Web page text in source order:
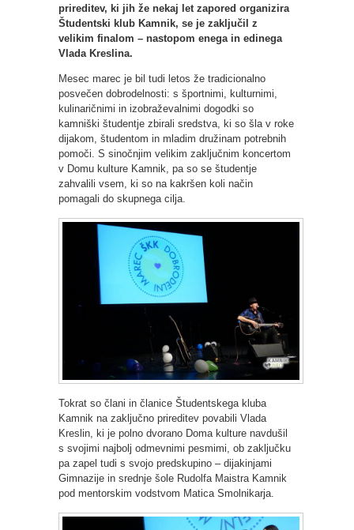
prireditev, ki jih že nekaj let zapored organizira
Študentski klub Kamnik, se je zaključil z
velikim finalom – nastopom enega in edinega
Vlada Kreslina.
Mesec marec je bil tudi letos že tradicionalno
posvečen dobrodelnosti: s športnimi, kulturnimi,
kulinaričnimi in izobraževalnimi dogodki so
kamniški študentje zbirali sredstva, ki so šla v roke
dijakom, študentom in mladim družinam potrebnih
pomoči. S sinočnjim velikim zaključnim koncertom
v Domu kulture Kamnik, pa so se študentje
zahvalili vsem, ki so na kakršen koli način
pomagali do skupnega cilja.
Tokrat so člani in članice Študentskega kluba
Kamnik na zaključno prireditev povabili Vlada
Kreslin, ki je polno dvorano Doma kulture navdušil
s svojimi najbolj odmevnimi pesmimi, ob zaključku
pa zapel tudi s svojo predskupino – dijakinjami
Gimnazije in srednje šole Rudolfa Maistra Kamnik
pod mentorskim vodstvom Matica Smolnikarja.